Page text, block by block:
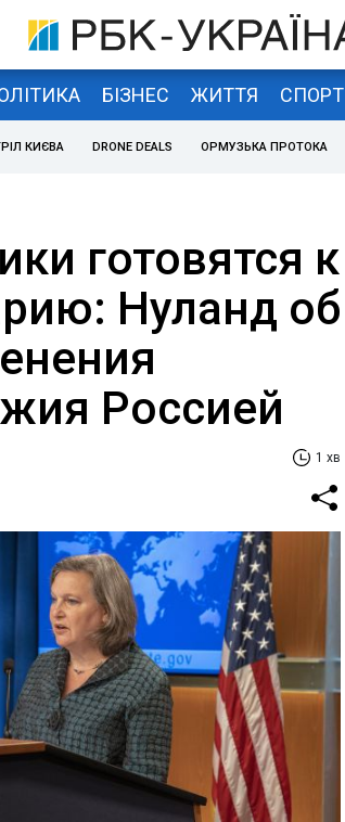
БІЗНЕС ЖИТТЯ СПОРТ
КИЄВА DRONE DEALS ОРМУЗЬКА ПРОТОКА
готовятся к
Нуланд об
Россией
1 хв